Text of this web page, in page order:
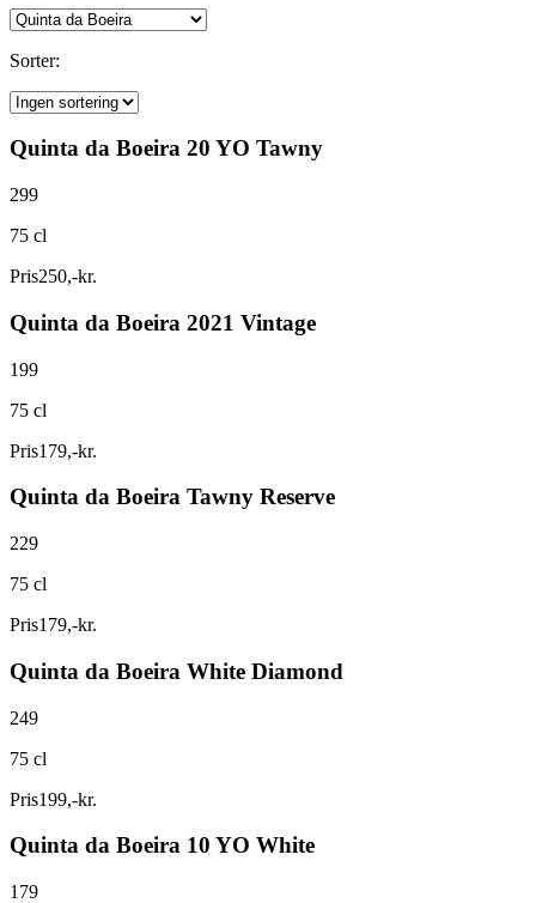
Sorter:
Quinta da Boeira 20 YO Tawny
299
75 cl
Pris250,-kr.
Quinta da Boeira 2021 Vintage
199
75 cl
Pris179,-kr.
Quinta da Boeira Tawny Reserve
229
75 cl
Pris179,-kr.
Quinta da Boeira White Diamond
249
75 cl
Pris199,-kr.
Quinta da Boeira 10 YO White
179